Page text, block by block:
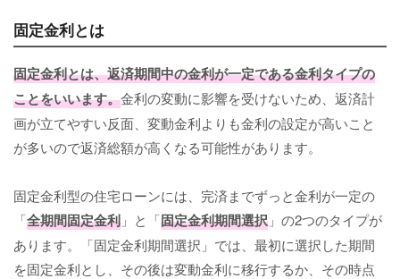
固定金利とは
固定金利とは、返済期間中の金利が一定である金利タイプの
ことをいいます。金利の変動に影響を受けないため、返済計
画が立てやすい反面、変動金利よりも金利の設定が高いこと
が多いので返済総額が高くなる可能性があります。
固定金利型の住宅ローンには、完済までずっと金利が一定の
「全期間固定金利 」と「固定金利期間選択 」の2つのタイプが
あります。「固定金利期間選択」では、最初に選択した期間
を固定金利とし、その後は変動金利に移行するか、その時点